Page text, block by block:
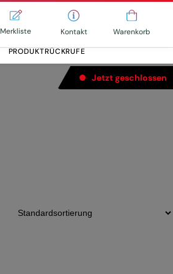
Merkliste Kontakt
Warenkorb
PRODUKTRÜCKRUFE
Jetzt geschlossen